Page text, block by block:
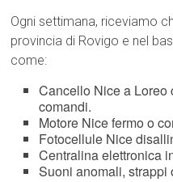
Ogni settimana, riceviamo
provincia di Rovigo e nel
come:
Cancello Nice a Loreo
comandi.
Motore Nice fermo o
Fotocellule Nice
Centralina elettronica
Suoni anomali, strappi